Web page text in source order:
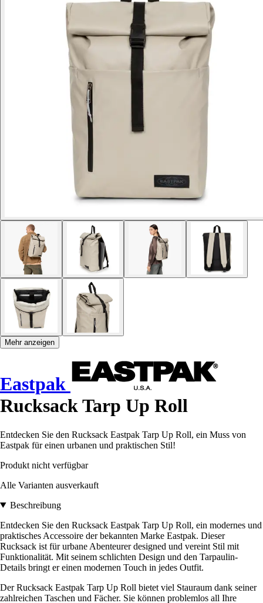
Mehr anzeigen
Eastpak
Rucksack Tarp Up Roll
Entdecken Sie den Rucksack Eastpak Tarp Up Roll, ein Muss von
Eastpak für einen urbanen und praktischen Stil!
Produkt nicht verfügbar
Alle Varianten ausverkauft
Beschreibung
Entdecken Sie den Rucksack Eastpak Tarp Up Roll, ein modernes und
praktisches Accessoire der bekannten Marke Eastpak. Dieser
Rucksack ist für urbane Abenteurer designed und vereint Stil mit
Funktionalität. Mit seinem schlichten Design und den Tarpaulin-
Details bringt er einen modernen Touch in jedes Outfit.
Der Rucksack Eastpak Tarp Up Roll bietet viel Stauraum dank seiner
zahlreichen Taschen und Fächer. Sie können problemlos all Ihre